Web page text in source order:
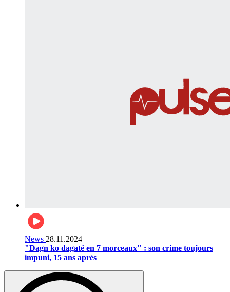
News 28.11.2024
"Dagn ko dagaté en 7 morceaux" : son crime toujours
impuni, 15 ans après